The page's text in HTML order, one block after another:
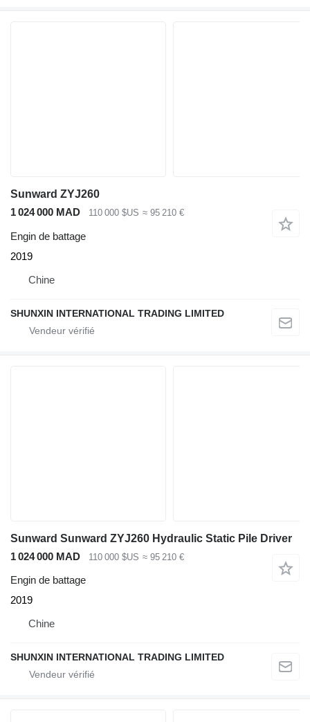
Sunward ZYJ260
1 024 000 MAD
110 000 $US ≈ 95 210 €
Engin de battage
2019
Chine
SHUNXIN INTERNATIONAL TRADING LIMITED
Sunward Sunward ZYJ260 Hydraulic Static Pile Driver
1 024 000 MAD
110 000 $US ≈ 95 210 €
Engin de battage
2019
Chine
SHUNXIN INTERNATIONAL TRADING LIMITED